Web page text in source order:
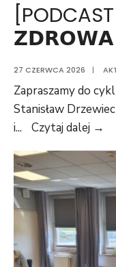
𝗭𝗗𝗥𝗢𝗪𝗔
27 CZERWCA 2026 |
Zapraszamy do
Stanisław
i... Czytaj dalej →